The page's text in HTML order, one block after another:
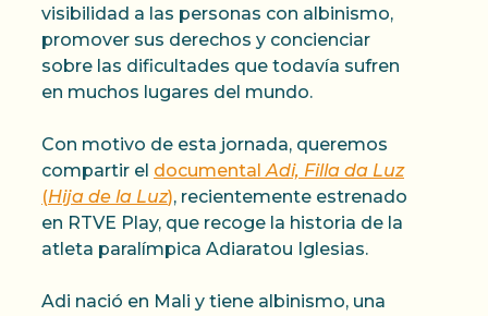
visibilidad a las personas con albinismo,
promover sus derechos y concienciar
sobre las dificultades que todavía sufren
en muchos lugares del mundo.
Con motivo de esta jornada, queremos
compartir el documentalAdi, Filla da Luz
(Hija de la Luz), recientemente estrenado
en RTVE Play, que recoge la historia de la
atleta paralímpica Adiaratou Iglesias.
Adi nació en Mali y tiene albinismo, una